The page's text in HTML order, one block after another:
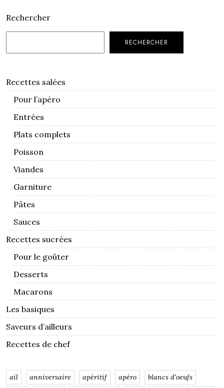
Rechercher
RECHERCHER
Recettes salées
Pour l’apéro
Entrées
Plats complets
Poisson
Viandes
Garniture
Pâtes
Sauces
Recettes sucrées
Pour le goûter
Desserts
Macarons
Les basiques
Saveurs d’ailleurs
Recettes de chef
ail anniversaire apéritif apéro
blancs d'oeufs